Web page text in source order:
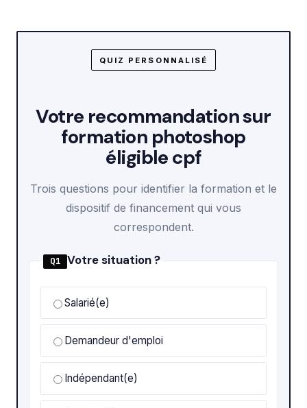
QUIZ PERSONNALISÉ
Votre recommandation sur
formation photoshop
éligible cpf
Trois questions pour identifier la formation et le
dispositif de financement qui vous
correspondent.
Q1 Votre situation ?
Salarié(e)
Demandeur d'emploi
Indépendant(e)